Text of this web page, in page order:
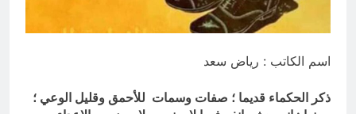
الفساد المتجذر بالعراق تسقط أسطورة
الاستحقاق الانتخابي وانكشاف دولة
6 ساعات Ago
اسم الكاتب : رياض سعد
ذكر الحكماء قديما ؛ صفات وسمات للأحمق وقليل الوعي ؛